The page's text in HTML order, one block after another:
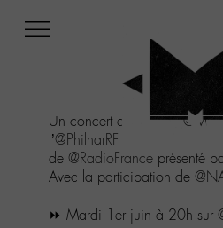
menu
Aller
au
Aller
Un concert exclusif de
l’@PhilharRF
de @RadioFrance présenté
Avec la participation de
⏩ Mardi 1er juin à 20h sur